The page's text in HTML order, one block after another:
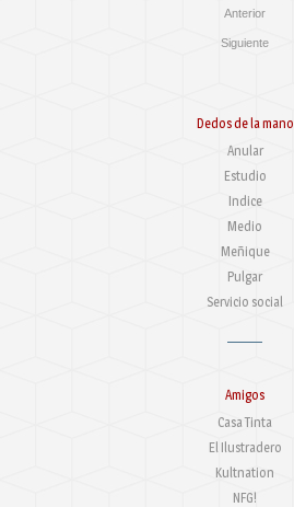
Anterior
Siguiente
Dedos de la mano
Anular
Estudio
Indice
Medio
Meñique
Pulgar
Servicio social
Amigos
Casa Tinta
El Ilustradero
Kultnation
NFG!